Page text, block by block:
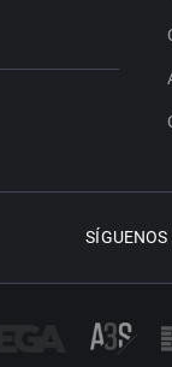
SÍGUENOS